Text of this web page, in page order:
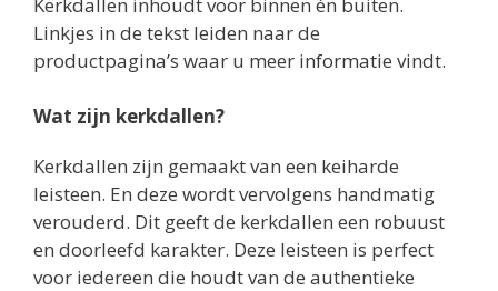
Linkjes in de tekst leiden naar de
productpagina’s waar u meer informatie vindt.
Wat zijn kerkdallen?
Kerkdallen zijn gemaakt van een keiharde
leisteen. En deze wordt vervolgens handmatig
verouderd. Dit geeft de kerkdallen een robuust
en doorleefd karakter. Deze leisteen is perfect
voor iedereen die houdt van de authentieke